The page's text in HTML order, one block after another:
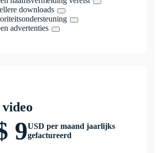
downloads
advertenties
9USD per maand jaarlijks
gefactureerd